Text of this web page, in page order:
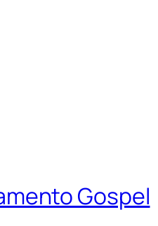
Gospel